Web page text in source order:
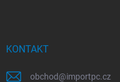
KONTAKT
obchod@importpc.cz